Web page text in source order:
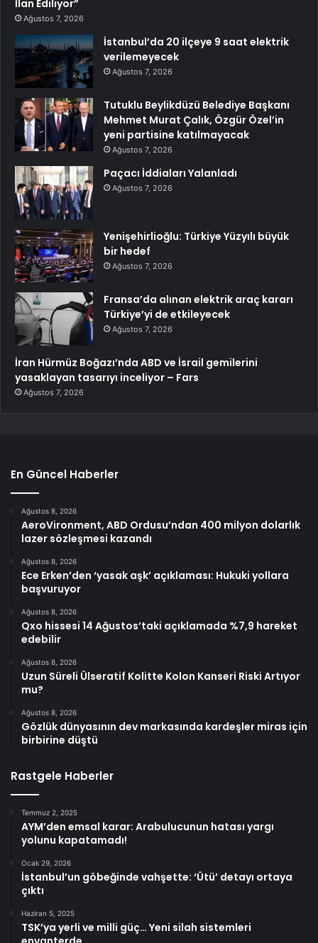
İlan Ediliyor”
Ağustos 7, 2026
İstanbul’da 20 ilçeye 9 saat elektrik
verilemeyecek
Ağustos 7, 2026
Tutuklu Beylikdüzü Belediye Başkanı
Mehmet Murat Çalık, Özgür Özel’in
yeni partisine katılmayacak
Ağustos 7, 2026
Paçacı İddiaları Yalanladı
Ağustos 7, 2026
Yenişehirlioğlu: Türkiye Yüzyılı büyük
bir hedef
Ağustos 7, 2026
Fransa’da alınan elektrik araç kararı
Türkiye’yi de etkileyecek
Ağustos 7, 2026
İran Hürmüz Boğazı’nda ABD ve İsrail gemilerini
yasaklayan tasarıyı inceliyor – Fars
Ağustos 7, 2026
En Güncel Haberler
Ağustos 8, 2026
AeroVironment, ABD Ordusu’ndan 400 milyon dolarlık
lazer sözleşmesi kazandı
Ağustos 8, 2026
Ece Erken’den ‘yasak aşk’ açıklaması: Hukuki yollara
başvuruyor
Ağustos 8, 2026
Qxo hissesi 14 Ağustos’taki açıklamada %7,9 hareket
edebilir
Ağustos 8, 2026
Uzun Süreli Ülseratif Kolitte Kolon Kanseri Riski Artıyor
mu?
Ağustos 8, 2026
Gözlük dünyasının dev markasında kardeşler miras için
birbirine düştü
Rastgele Haberler
Temmuz 2, 2025
AYM’den emsal karar: Arabulucunun hatası yargı
yolunu kapatamadı!
Ocak 29, 2026
İstanbul’un göbeğinde vahşette: ‘Ütü’ detayı ortaya
çıktı
Haziran 5, 2025
TSK’ya yerli ve milli güç… Yeni silah sistemleri